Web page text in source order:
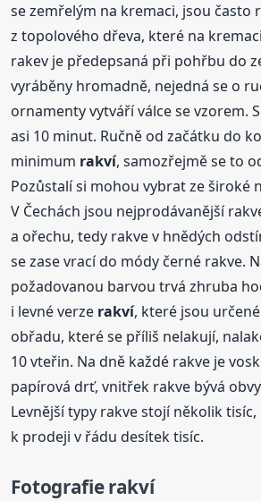
se zemřelým na kremaci, jsou často
z topolového dřeva, které na
rakev je předepsaná při pohřbu do
vyráběny hromadně, nejedná se o
ornamenty vytváří válce se vzorem.
asi 10 minut. Ručně od začátku do
minimum rakví, samozřejmě se to
Pozůstalí si mohou vybrat ze široké
V Čechách jsou nejprodávanější
a ořechu, tedy rakve v hnědých
se zase vrací do módy černé rakve.
požadovanou barvou trvá zhruba
i levné verze rakví, které jsou
obřadu, které se příliš nelakují,
10 vteřin. Na dně každé rakve je
papírová drť, vnitřek rakve bývá
Levnější typy rakve stojí několik
k prodeji v řádu desítek tisíc.
Fotografierakví